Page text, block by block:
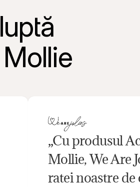
„Cu produsul
Mollie, We Are
ratei noastre de